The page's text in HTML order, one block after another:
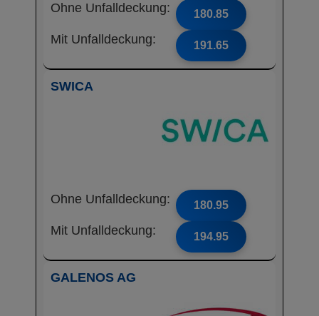
Ohne Unfalldeckung: 180.85
Mit Unfalldeckung: 191.65
SWICA
Ohne Unfalldeckung: 180.95
Mit Unfalldeckung: 194.95
GALENOS AG